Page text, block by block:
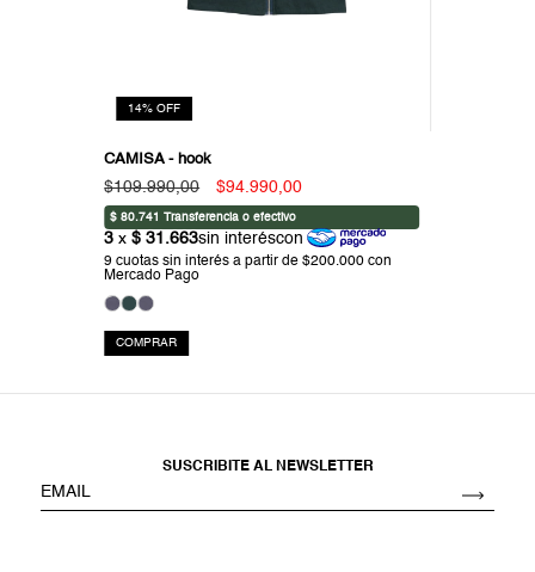
14%OFF
CAMISA - hook
$109.990,00 $94.990,00
COMPRAR
SUSCRIBITE AL NEWSLETTER